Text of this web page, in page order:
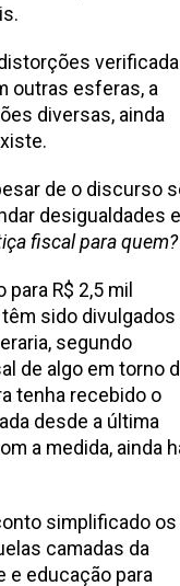
outras esferas, a
diversas, ainda
de o discurso
desigualdades
fiscal para quem?
R$ 2,5 mil
sido divulgados
segundo
de algo em torno
tenha recebido o
desde a última
a medida, ainda
simplificado os
camadas da
educação para